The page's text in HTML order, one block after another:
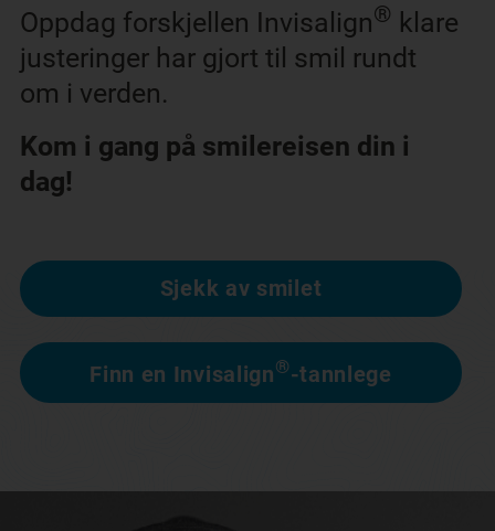
Oppdag forskjellen Invisalign® klare
justeringer har gjort til smil rundt
om i verden.
Kom i gang på smilereisen din i
dag!
Sjekk av smilet
Finn en Invisalign®-tannlege